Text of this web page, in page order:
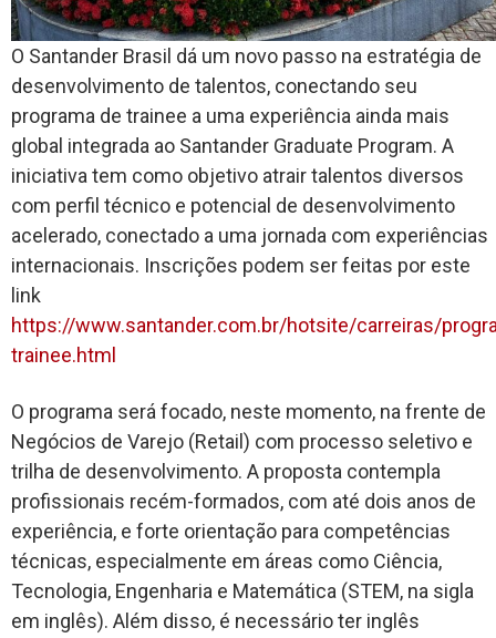
O Santander Brasil dá um novo passo na estratégia de
desenvolvimento de talentos, conectando seu
programa de trainee a uma experiência ainda mais
global integrada ao Santander Graduate Program. A
iniciativa tem como objetivo atrair talentos diversos
com perfil técnico e potencial de desenvolvimento
acelerado, conectado a uma jornada com experiências
internacionais. Inscrições podem ser feitas por este
link
https://www.santander.com.br/hotsite/carreiras/
trainee.html
O programa será focado, neste momento, na frente de
Negócios de Varejo (Retail) com processo seletivo e
trilha de desenvolvimento. A proposta contempla
profissionais recém-formados, com até dois anos de
experiência, e forte orientação para competências
técnicas, especialmente em áreas como Ciência,
Tecnologia, Engenharia e Matemática (STEM, na sigla
em inglês). Além disso, é necessário ter inglês